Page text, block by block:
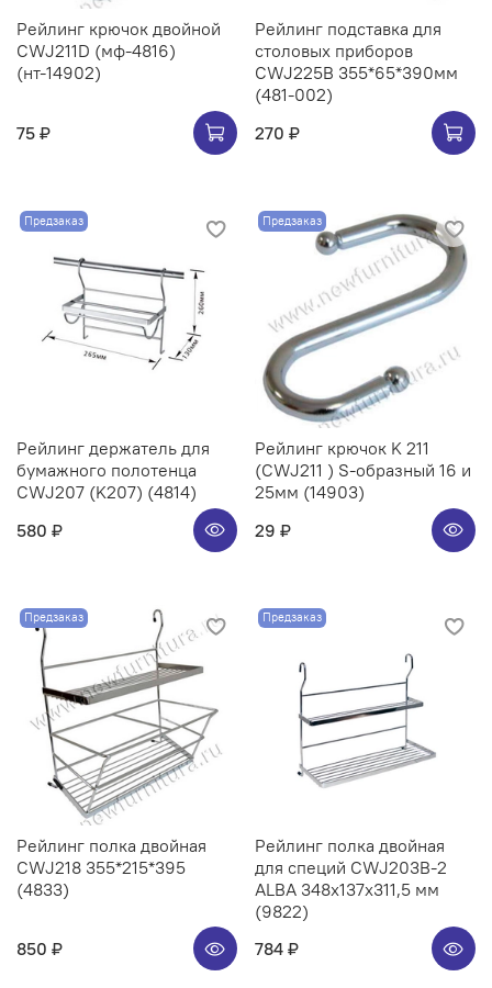
Рейлинг крючок двойной
CWJ211D (мф-4816)
(нт-14902)
75 ₽
Рейлинг подставка для
столовых приборов
CWJ225B 355*65*390мм
(481-002)
270 ₽
Предзаказ
Рейлинг держатель для
бумажного полотенца
CWJ207 (K207) (4814)
580 ₽
Предзаказ
Рейлинг крючок K 211
(CWJ211 ) S-образный 16 и
25мм (14903)
29 ₽
Предзаказ
Рейлинг полка двойная
CWJ218 355*215*395
(4833)
850 ₽
Предзаказ
Рейлинг полка двойная
для специй CWJ203B-2
ALBA 348x137x311,5 мм
(9822)
784 ₽